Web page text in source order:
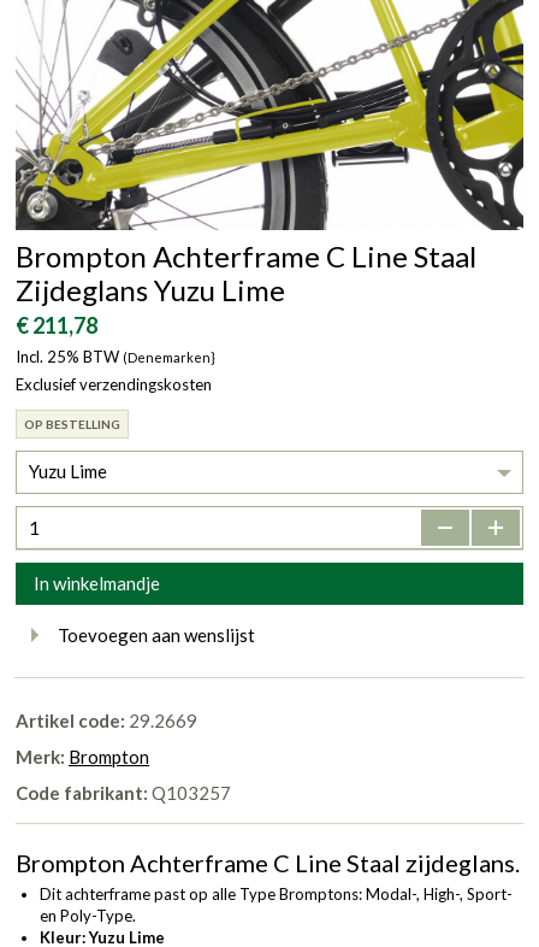
Brompton Achterframe C Line Staal
Zijdeglans Yuzu Lime
€ 211,78
Incl. 25% BTW (Denemarken}
Exclusief verzendingskosten
OP BESTELLING
Yuzu Lime
- +
In winkelmandje
Toevoegen aan wenslijst
Artikel code: 29.2669
Merk: Brompton
Code fabrikant: Q103257
Brompton Achterframe C Line Staal zijdeglans.
Dit achterframe past op alle Type Bromptons: Modal-, High-, Sport-
en Poly-Type.
Kleur: Yuzu Lime